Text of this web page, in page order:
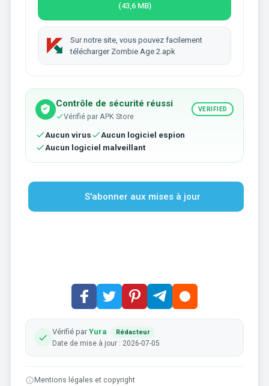
(43,6 MB)
Sur notre site, vous pouvez facilement
télécharger Zombie Age 2.apk
Contrôle de sécurité réussi
Vérifié par APK Store
VERIFIED
Aucun virus
Aucun logiciel espion
Aucun logiciel malveillant
S'abonner aux mises à jour
Vérifié parYura Rédacteur
Date de mise à jour : 2026-07-05
Mentions légales et copyright